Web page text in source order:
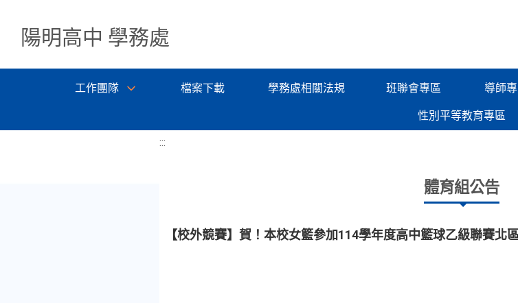
陽明高中 學務處
工作團隊 檔案下載 學務處相關法規 班聯會專區 導師
性別平等教育專區
:::
體育組公告
【校外競賽】賀！本校女籃參加114學年度高中籃球乙級聯賽北